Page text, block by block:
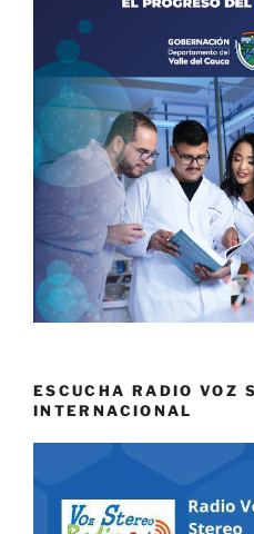
ESCUCHA RADIO VOZ
INTERNACIONAL